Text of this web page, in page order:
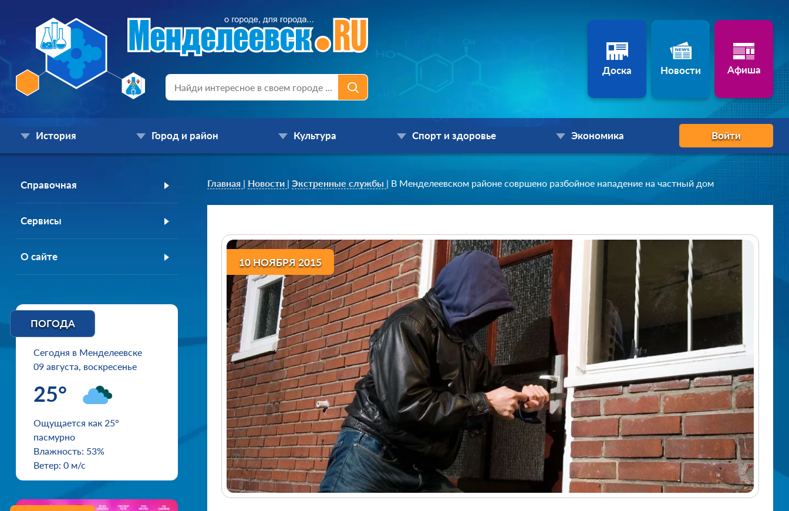
Доска Новости Афиша
История Город и район Культура Спорт и здоровье Экономика Войти
Справочная
Сервисы
О сайте
ПОГОДА
Сегодня в Менделеевске
09 августа, воскресенье
25°
Ощущается как 25°
пасмурно
Влажность: 53%
Ветер: 0 м/с
Главная | Новости | Экстренные службы | В Менделеевском районе совршено разбойное нападение на частный дом
10 НОЯБРЯ 2015